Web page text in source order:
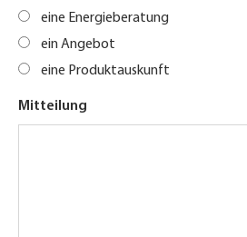
eine Energieberatung
ein Angebot
eine Produktauskunft
Mitteilung